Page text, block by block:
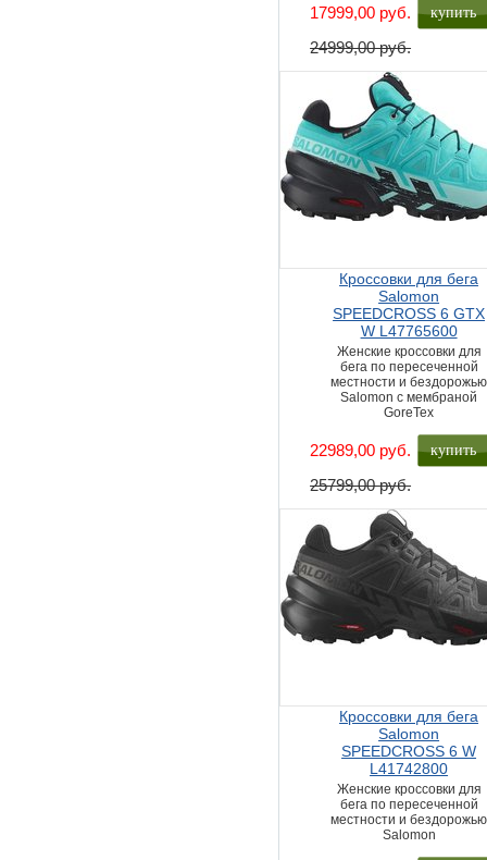
17999,00 руб.
24999,00 руб.
купить
Кроссовки для бега
Salomon
SPEEDCROSS 6 GTX
W L47765600
Женские кроссовки для
бега по пересеченной
местности и бездорожью
Salomon с мембраной
GoreTex
22989,00 руб.
25799,00 руб.
купить
Кроссовки для бега
Salomon
SPEEDCROSS 6 W
L41742800
Женские кроссовки для
бега по пересеченной
местности и бездорожью
Salomon